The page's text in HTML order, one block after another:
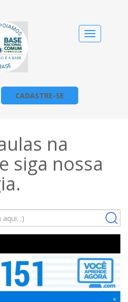
Alternar
navegação
CADASTRE-SE
na
siga nossa
.